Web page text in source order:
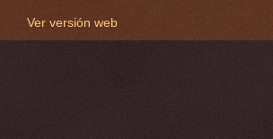
Ver versión web